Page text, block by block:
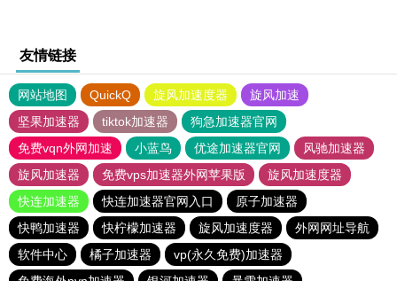
友情链接
网站地图 QuickQ 旋风加速度器
旋风加速
坚果加速器
tiktok加速器
狗急加速器官网
免费vqn外网加速
小蓝鸟 优途加速器官网
风驰加速器
旋风加速器
免费vps加速器外网苹果版
旋风加速度器
快连加速器
快连加速器官网入口
原子加速器
快鸭加速器
快柠檬加速器 旋风加速度器
外网网址导航
软件中心
橘子加速器
vp(永久免费)加速器